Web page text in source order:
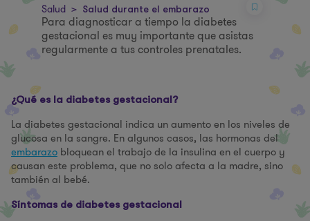
Salud > Salud durante el embarazo
Para diagnosticar a tiempo la diabetes
gestacional es muy importante que asistas
regularmente a tus controles prenatales.
¿Qué es la diabetes gestacional?
La diabetes gestacional indica un aumento en los niveles de
glucosa en la sangre. En algunos casos, las hormonas del
embarazo bloquean el trabajo de la insulina en el cuerpo y
causan este problema, que no solo afecta a la madre, sino
también al bebé.
Síntomas de diabetes gestacional